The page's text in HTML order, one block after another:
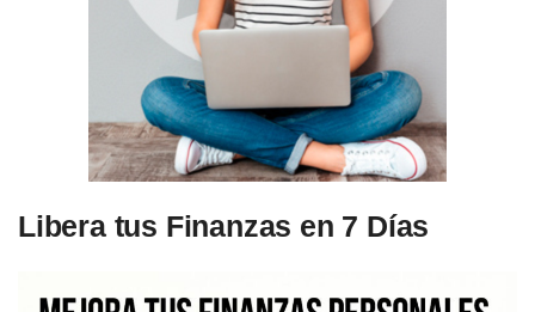
Libera tus Finanzas en 7 Días